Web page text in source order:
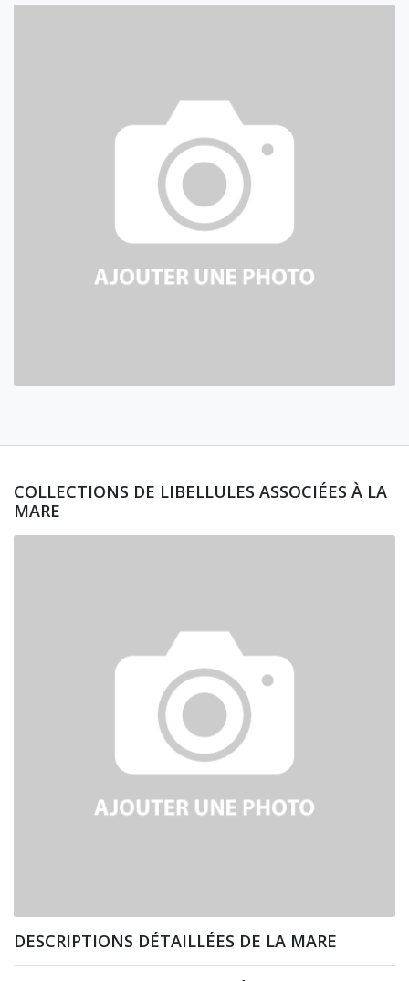
COLLECTIONS DE LIBELLULES ASSOCIÉES À LA
MARE
DESCRIPTIONS DÉTAILLÉES DE LA MARE